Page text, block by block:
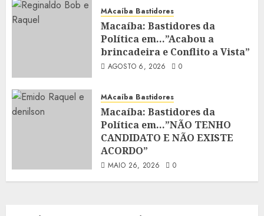
MAcaíba Bastidores
Macaíba: Bastidores da
Política em…”Acabou a
brincadeira e Conflito a Vista”
AGOSTO 6, 2026 0
MAcaíba Bastidores
Macaíba: Bastidores da
Política em…”NÃO TENHO
CANDIDATO E NÃO EXISTE
ACORDO”
MAIO 26, 2026 0